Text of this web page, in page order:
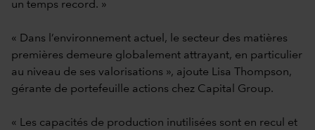
un temps record. »
« Dans l’environnement actuel, le secteur des matières
premières demeure globalement attrayant, en particulier
au niveau de ses valorisations », ajoute Lisa Thompson,
gérante de portefeuille actions chez Capital Group.
« Les capacités de production inutilisées sont en recul et